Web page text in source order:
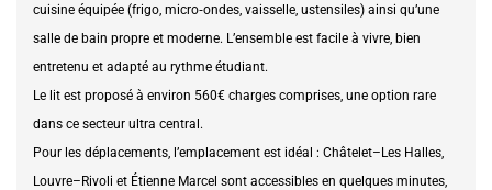
cuisine équipée (frigo, micro‑ondes, vaisselle, ustensiles) ainsi qu’une
salle de bain propre et moderne. L’ensemble est facile à vivre, bien
entretenu et adapté au rythme étudiant.
Le lit est proposé à environ 560€ charges comprises, une option rare
dans ce secteur ultra central.
Pour les déplacements, l’emplacement est idéal : Châtelet–Les Halles,
Louvre–Rivoli et Étienne Marcel sont accessibles en quelques minutes,